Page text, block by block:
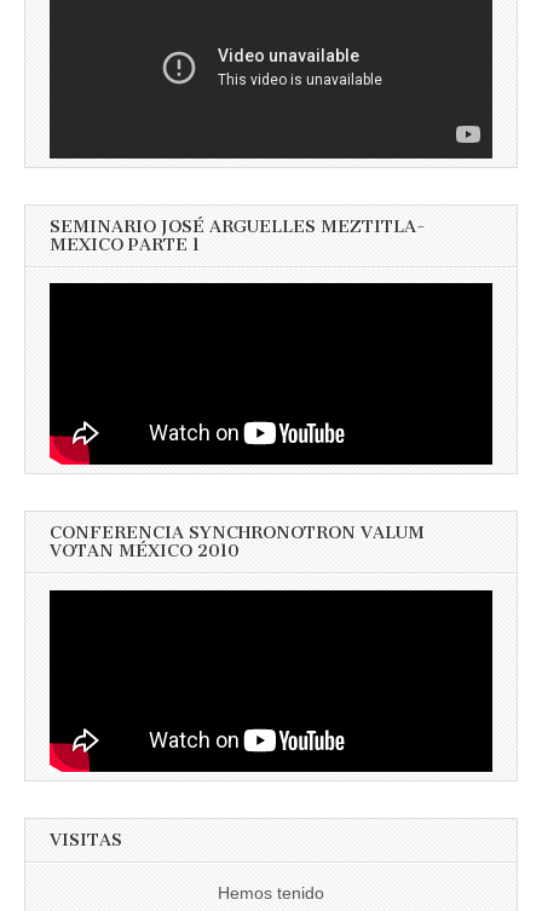
SEMINARIO JOSÉ ARGUELLES MEZTITLA-
MEXICO PARTE 1
CONFERENCIA SYNCHRONOTRON VALUM
VOTAN MÉXICO 2010
VISITAS
Hemos tenido